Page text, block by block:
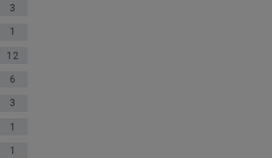
3
1
12
6
3
1
1